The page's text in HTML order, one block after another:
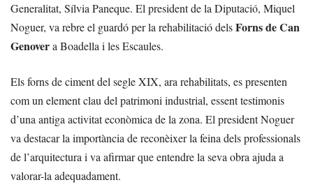
Generalitat, Sílvia Paneque. El president de la Diputació, Miquel
Noguer, va rebre el guardó per la rehabilitació delsForns de Can
Genovera Boadella i les Escaules.
Els forns de ciment del segle XIX, ara rehabilitats, es presenten
com un element clau del patrimoni industrial, essent testimonis
d’una antiga activitat econòmica de la zona. El president Noguer
va destacar la importància de reconèixer la feina dels professionals
de l’arquitectura i va afirmar que entendre la seva obra ajuda a
valorar-la adequadament.